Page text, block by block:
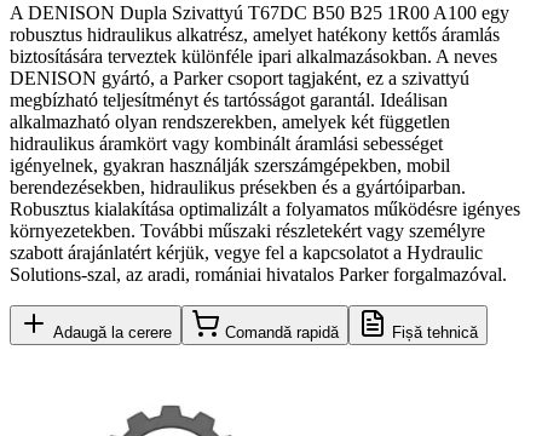
A DENISON Dupla Szivattyú T67DC B50 B25 1R00 A100 egy
robusztus hidraulikus alkatrész, amelyet hatékony kettős áramlás
biztosítására terveztek különféle ipari alkalmazásokban. A neves
DENISON gyártó, a Parker csoport tagjaként, ez a szivattyú
megbízható teljesítményt és tartósságot garantál. Ideálisan
alkalmazható olyan rendszerekben, amelyek két független
hidraulikus áramkört vagy kombinált áramlási sebességet
igényelnek, gyakran használják szerszámgépekben, mobil
berendezésekben, hidraulikus présekben és a gyártóiparban.
Robusztus kialakítása optimalizált a folyamatos működésre igényes
környezetekben. További műszaki részletekért vagy személyre
szabott árajánlatért kérjük, vegye fel a kapcsolatot a Hydraulic
Solutions-szal, az aradi, romániai hivatalos Parker forgalmazóval.
Adaugă la cerere Comandă rapidă Fișă tehnică